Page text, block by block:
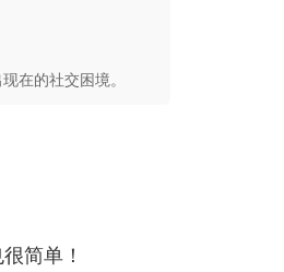
在的社交困境。
简单！